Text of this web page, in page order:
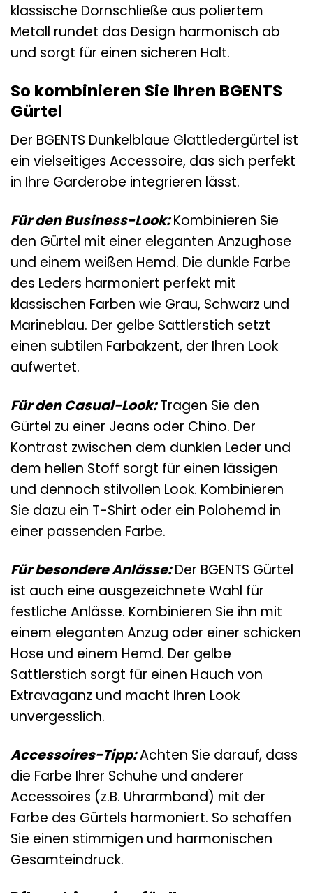
klassische Dornschließe aus poliertem
Metall rundet das Design harmonisch ab
und sorgt für einen sicheren Halt.
So kombinieren Sie Ihren BGENTS
Gürtel
Der BGENTS Dunkelblaue Glattledergürtel ist
ein vielseitiges Accessoire, das sich perfekt
in Ihre Garderobe integrieren lässt.
Für den Business-Look:Kombinieren Sie
den Gürtel mit einer eleganten Anzughose
und einem weißen Hemd. Die dunkle Farbe
des Leders harmoniert perfekt mit
klassischen Farben wie Grau, Schwarz und
Marineblau. Der gelbe Sattlerstich setzt
einen subtilen Farbakzent, der Ihren Look
aufwertet.
Für den Casual-Look:Tragen Sie den
Gürtel zu einer Jeans oder Chino. Der
Kontrast zwischen dem dunklen Leder und
dem hellen Stoff sorgt für einen lässigen
und dennoch stilvollen Look. Kombinieren
Sie dazu ein T-Shirt oder ein Polohemd in
einer passenden Farbe.
Für besondere Anlässe:Der BGENTS Gürtel
ist auch eine ausgezeichnete Wahl für
festliche Anlässe. Kombinieren Sie ihn mit
einem eleganten Anzug oder einer schicken
Hose und einem Hemd. Der gelbe
Sattlerstich sorgt für einen Hauch von
Extravaganz und macht Ihren Look
unvergesslich.
Accessoires-Tipp:Achten Sie darauf, dass
die Farbe Ihrer Schuhe und anderer
Accessoires (z.B. Uhrarmband) mit der
Farbe des Gürtels harmoniert. So schaffen
Sie einen stimmigen und harmonischen
Gesamteindruck.